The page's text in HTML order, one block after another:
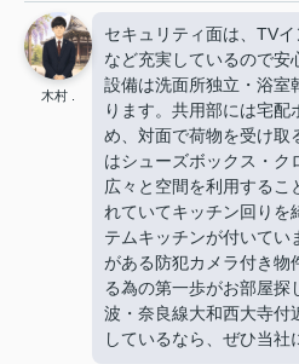
木村 .
セキュリティ面は、TV
など充実しているので安
設備は洗面所独立・浴室
ります。共用部には宅配
め、対面で荷物を受け取
はシューズボックス・ク
広々と空間を利用するこ
れていてキッチン回りを
テムキッチンが付いてい
がある防犯カメラ付き物
る為の第一歩がお部屋探
波・奈良線大和西大寺付
しているなら、ぜひ当社